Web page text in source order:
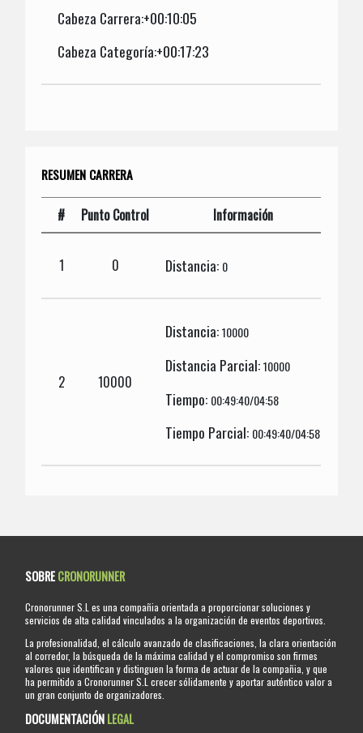
Cabeza Carrera:+00:10:05
Cabeza Categoría:+00:17:23
RESUMEN CARRERA
# Punto Control Información
1 0 Distancia: 0
2 10000
Distancia:10000
Distancia Parcial:10000
Tiempo: 00:49:40/04:58
Tiempo Parcial: 00:49:40/04:58
SOBRECRONORUNNER
Cronorunner S.L es una compañia orientada a proporcionar soluciones y
servicios de alta calidad vinculados a la organización de eventos deportivos.
La profesionalidad, el cálculo avanzado de clasificaciones, la clara orientación
al corredor, la búsqueda de la máxima calidad y el compromiso son firmes
valores que identifican y distinguen la forma de actuar de la compañia, y que
ha permitido a Cronorunner S.L crecer sólidamente y aportar auténtico valor a
un gran conjunto de organizadores.
DOCUMENTACIÓNLEGAL